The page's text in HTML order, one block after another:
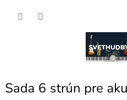
Sada 6 strún pre